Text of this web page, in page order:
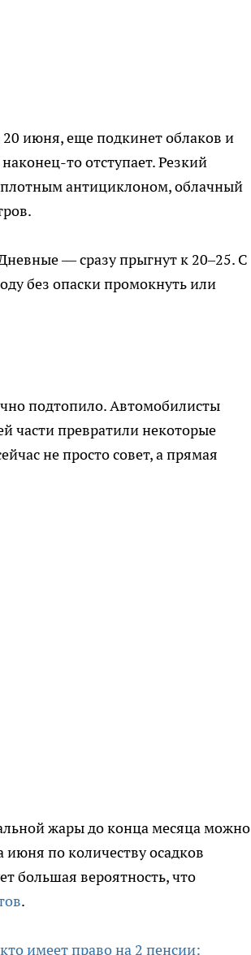
20 июня, еще подкинет облаков и
то отступает. Резкий
антициклоном, облачный
— сразу прыгнут к 20–25. С
без опаски промокнуть или
подтопило. Автомобилисты
части превратили некоторые
не просто совет, а прямая
жары до конца месяца можно
июня по количеству осадков
большая вероятность, что
.
имеет право на 2 пенсии: